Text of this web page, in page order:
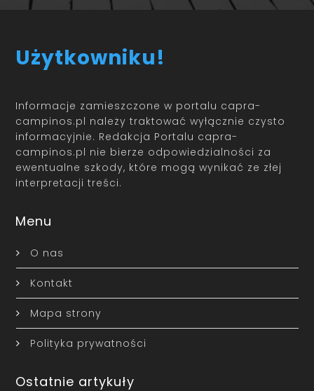
Użytkowniku!
Informacje zamieszczone w portalu capra-
campinos.pl należy traktować wyłącznie czysto
informacyjnie. Redakcja Portalu capra-
campinos.pl nie bierze odpowiedzialności za
ewentualne szkody, które mogą wynikać ze złej
interpretacji treści.
Menu
O nas
Kontakt
Mapa strony
Polityka prywatności
Ostatnie artykuły